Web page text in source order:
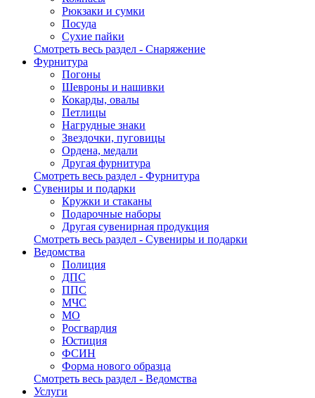
Рюкзаки и сумки
Посуда
Сухие пайки
Смотреть весь раздел - Снаряжение
Фурнитура
Погоны
Шевроны и нашивки
Кокарды, овалы
Петлицы
Нагрудные знаки
Звездочки, пуговицы
Ордена, медали
Другая фурнитура
Смотреть весь раздел - Фурнитура
Сувениры и подарки
Кружки и стаканы
Подарочные наборы
Другая сувенирная продукция
Смотреть весь раздел - Сувениры и подарки
Ведомства
Полиция
ДПС
ППС
МЧС
МО
Росгвардия
Юстиция
ФСИН
Форма нового образца
Смотреть весь раздел - Ведомства
Услуги